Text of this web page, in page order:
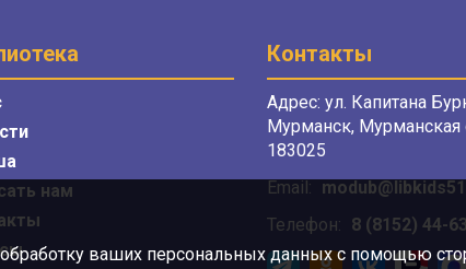
нам
Контакты
Адрес: ул. Капитана
Мурманск, Мурманская
183025
Email:
Телефон: 8 (8152) 44-
ваших персональных данных с помощью